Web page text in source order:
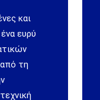
και
ευρύ
τη